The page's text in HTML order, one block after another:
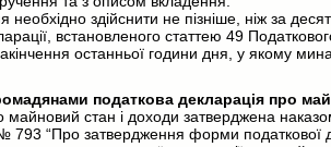
здійснити не пізніше, ніж за
встановленого статтею 49
останньої години дня, у якому
податкова декларація про
стан і доходи затверджена
793 “Про затвердження форми податкової